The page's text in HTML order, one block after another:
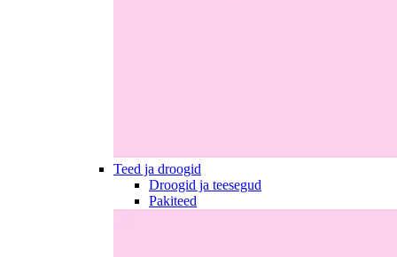
Teed ja droogid
Droogid ja teesegud
Pakiteed